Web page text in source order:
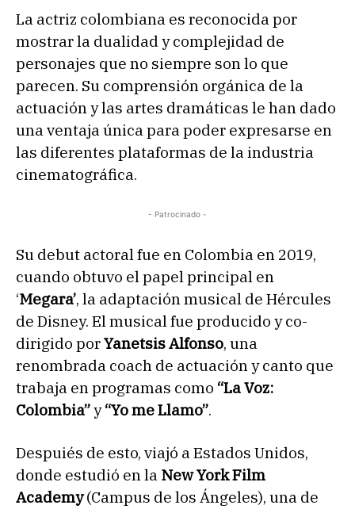
La actriz colombiana es reconocida por
mostrar la dualidad y complejidad de
personajes que no siempre son lo que
parecen. Su comprensión orgánica de la
actuación y las artes dramáticas le han dado
una ventajaúnica para poder expresarse en
las diferentes plataformas de la industria
cinematográfica.
- Patrocinado -
Su debut actoral fue en Colombia en 2019,
cuando obtuvo el papel principal en
‘Megara’, la adaptación musical de Hércules
de Disney. El musical fue producido y co-
dirigido porYanetsis Alfonso, una
renombrada coach de actuación y canto que
trabaja en programas como “La Voz:
Colombia”y“Yo me Llamo”.
Despuiés de esto, viajó a Estados Unidos,
donde estudió en la New York Film
Academy(Campus de los Ángeles), una de